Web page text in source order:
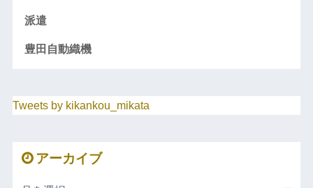
派遣
豊田自動織機
Tweets by kikankou_mikata
アーカイブ